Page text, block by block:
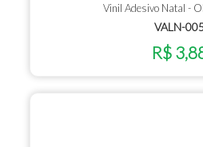
Vinil Adesivo Natal -
VALN-
R$